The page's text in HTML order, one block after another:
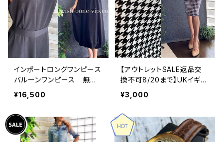
インポートロングワンピース
バルーンワンピース 無地
ワンピース /レオパード ベ
ルト付き / ブラック
¥16,500
【アウトレットSALE返品交
換不可8/20まで】UKイギリ
スインポート｜タイトスカー
ト・ストレッチ・ジャージ ペ
ホワイト千鳥格子(10)(12)
¥3,000